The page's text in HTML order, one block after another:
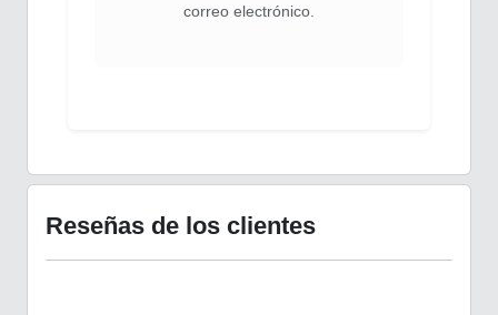
correo electrónico.
Reseñas de los clientes